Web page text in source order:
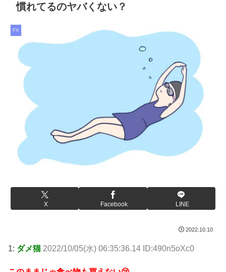
慣れてるのヤバくない？
FX
X Facebook LINE
2022.10.10
1: ダメ猫 2022/10/05(水) 06:35:36.14 ID:490n5oXc0